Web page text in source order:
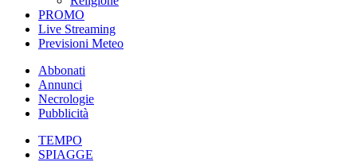
PROMO
Live Streaming
Previsioni Meteo
Abbonati
Annunci
Necrologie
Pubblicità
TEMPO
SPIAGGE